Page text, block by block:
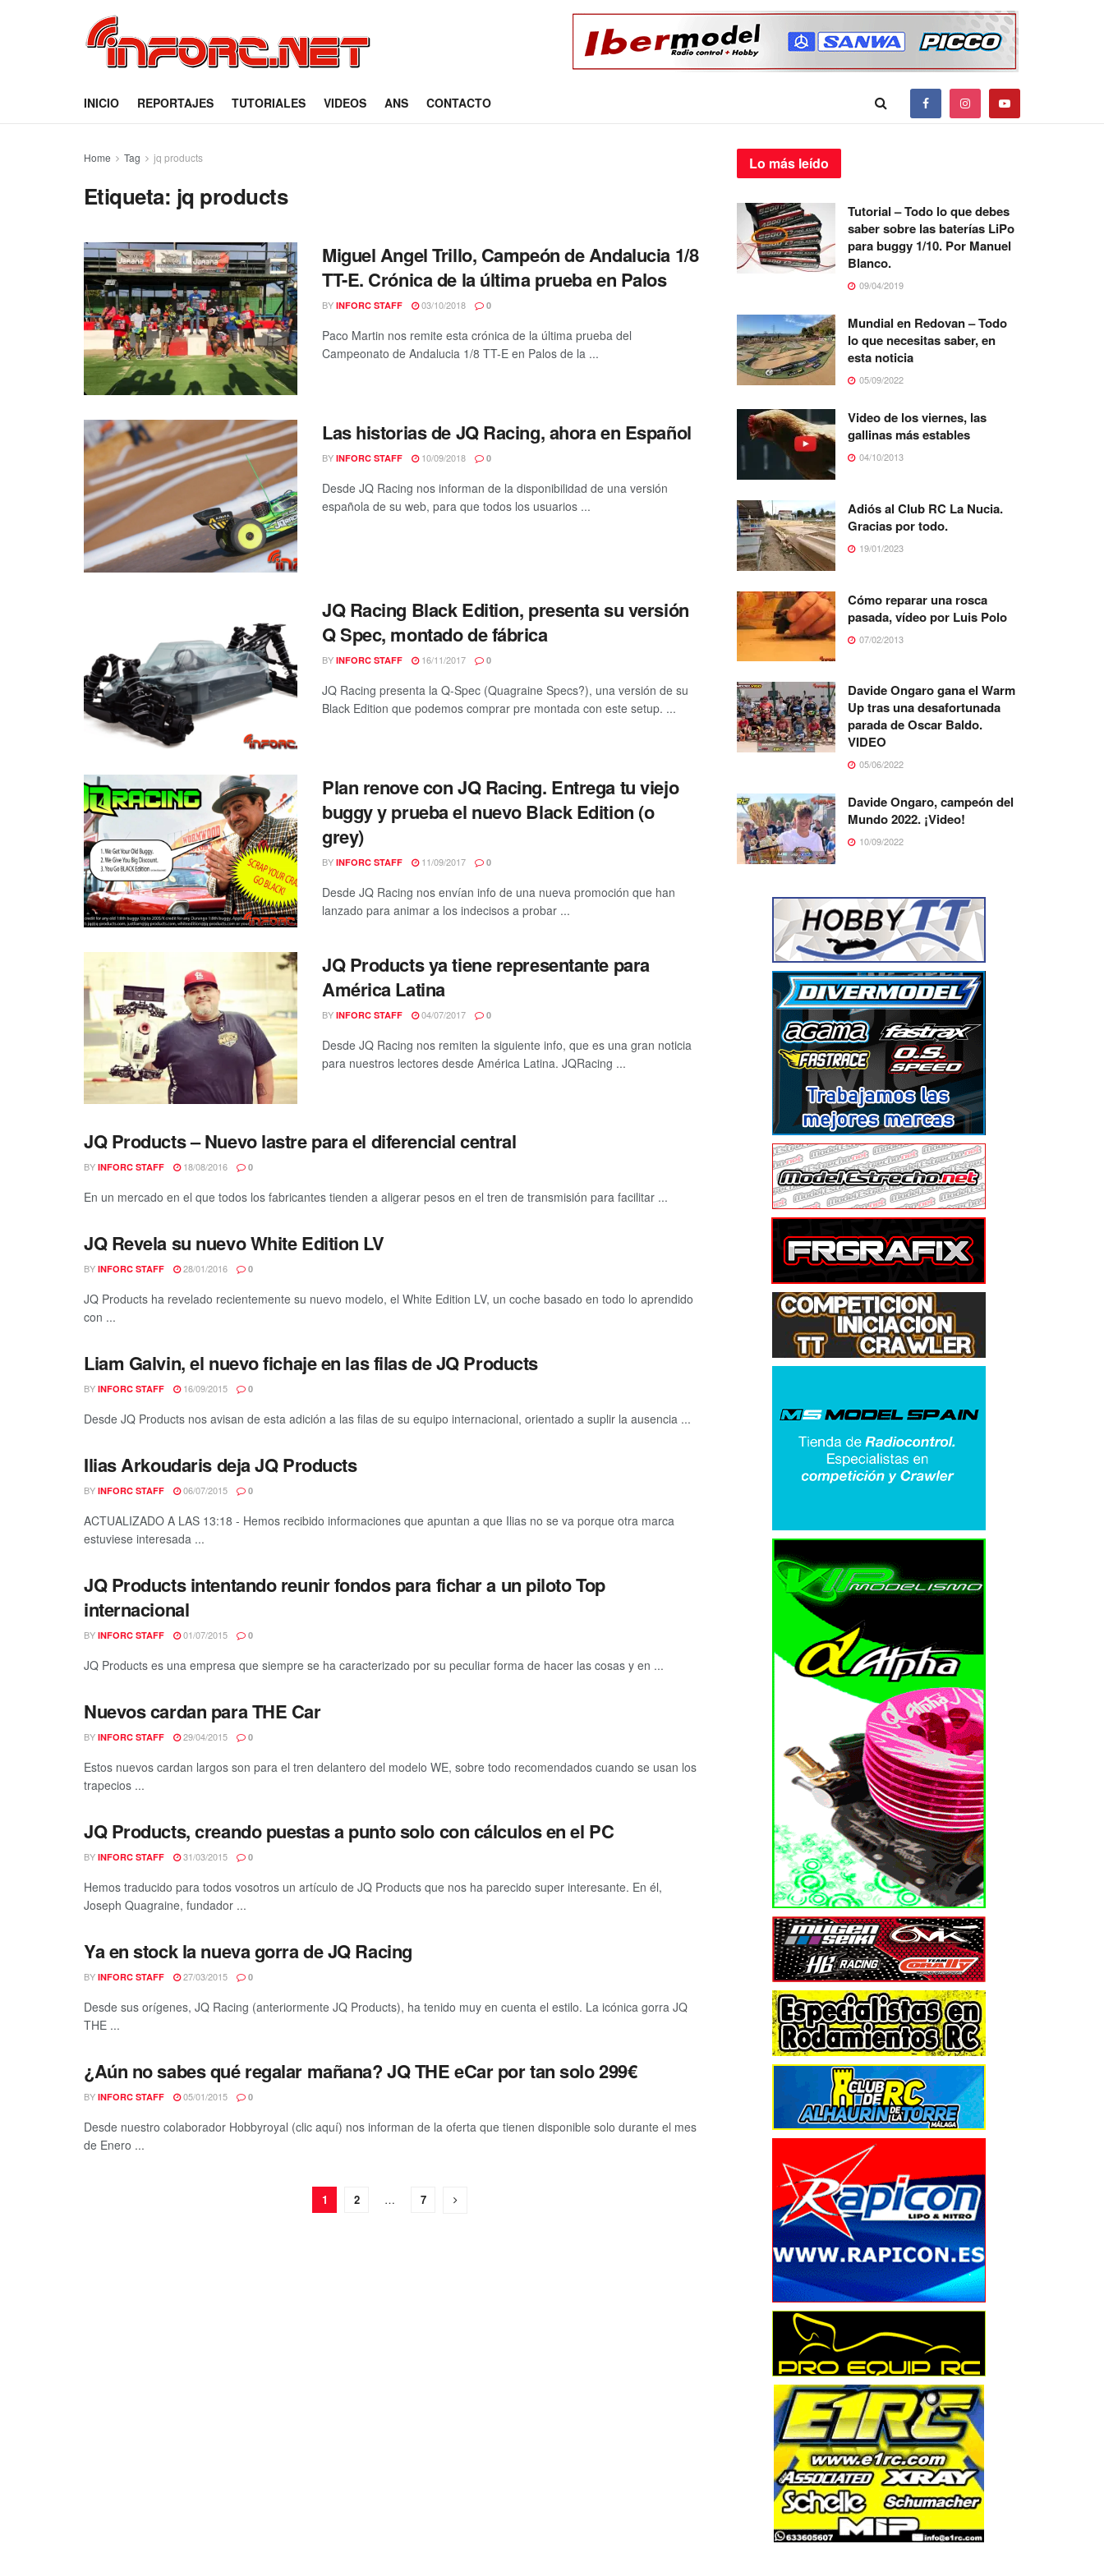
INICIO REPORTAJES TUTORIALES VIDEOS ANS CONTACTO
Home Tag jq products
Etiqueta: jq products
Miguel Angel Trillo, Campeón de Andalucia 1/8
TT-E. Crónica de la última prueba en Palos
BY INFORC STAFF 03/10/2018 0
Paco Martin nos remite esta crónica de la última prueba del
Campeonato de Andalucia 1/8 TT-E en Palos de la ...
Las historias de JQ Racing, ahora en Español
BY INFORC STAFF 10/09/2018 0
Desde JQ Racing nos informan de la disponibilidad de una versión
española de su web, para que todos los usuarios ...
JQ Racing Black Edition, presenta su versión
Q Spec, montado de fábrica
BY INFORC STAFF 16/11/2017 0
JQ Racing presenta la Q-Spec (Quagraine Specs?), una versión de su
Black Edition que podemos comprar pre montada con este setup. ...
Plan renove con JQ Racing. Entrega tu viejo
buggy y prueba el nuevo Black Edition (o
grey)
BY INFORC STAFF 11/09/2017 0
Desde JQ Racing nos envían info de una nueva promoción que han
lanzado para animar a los indecisos a probar ...
JQ Products ya tiene representante para
América Latina
BY INFORC STAFF 04/07/2017 0
Desde JQ Racing nos remiten la siguiente info, que es una gran noticia
para nuestros lectores desde América Latina. JQRacing ...
JQ Products – Nuevo lastre para el diferencial central
BY INFORC STAFF 18/08/2016 0
En un mercado en el que todos los fabricantes tienden a aligerar pesos en el tren de transmisión para facilitar ...
JQ Revela su nuevo White Edition LV
BY INFORC STAFF 28/01/2016 0
JQ Products ha revelado recientemente su nuevo modelo, el White Edition LV, un coche basado en todo lo aprendido
con ...
Liam Galvin, el nuevo fichaje en las filas de JQ Products
BY INFORC STAFF 16/09/2015 0
Desde JQ Products nos avisan de esta adición a las filas de su equipo internacional, orientado a suplir la ausencia ...
Ilias Arkoudaris deja JQ Products
BY INFORC STAFF 06/07/2015 0
ACTUALIZADO A LAS 13:18 - Hemos recibido informaciones que apuntan a que Ilias no se va porque otra marca
estuviese interesada ...
JQ Products intentando reunir fondos para fichar a un piloto Top
internacional
BY INFORC STAFF 01/07/2015 0
JQ Products es una empresa que siempre se ha caracterizado por su peculiar forma de hacer las cosas y en ...
Nuevos cardan para THE Car
BY INFORC STAFF 29/04/2015 0
Estos nuevos cardan largos son para el tren delantero del modelo WE, sobre todo recomendados cuando se usan los
trapecios ...
JQ Products, creando puestas a punto solo con cálculos en el PC
BY INFORC STAFF 31/03/2015 0
Hemos traducido para todos vosotros un artículo de JQ Products que nos ha parecido super interesante. En él,
Joseph Quagraine, fundador ...
Ya en stock la nueva gorra de JQ Racing
BY INFORC STAFF 27/03/2015 0
Desde sus orígenes, JQ Racing (anteriormente JQ Products), ha tenido muy en cuenta el estilo. La icónica gorra JQ
THE ...
¿Aún no sabes qué regalar mañana? JQ THE eCar por tan solo 299€
BY INFORC STAFF 05/01/2015 0
Desde nuestro colaborador Hobbyroyal (clic aquí) nos informan de la oferta que tienen disponible solo durante el mes
de Enero ...
1 2 … 7
Lo más leído
Tutorial – Todo lo que debes
saber sobre las baterías LiPo
para buggy 1/10. Por Manuel
Blanco.
09/04/2019
Mundial en Redovan – Todo
lo que necesitas saber, en
esta noticia
05/09/2022
Video de los viernes, las
gallinas más estables
04/10/2013
Adiós al Club RC La Nucia.
Gracias por todo.
19/01/2023
Cómo reparar una rosca
pasada, vídeo por Luis Polo
07/02/2013
Davide Ongaro gana el Warm
Up tras una desafortunada
parada de Oscar Baldo.
VIDEO
05/06/2022
Davide Ongaro, campeón del
Mundo 2022. ¡Video!
10/09/2022